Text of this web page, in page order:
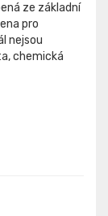
ze základní
pro
nejsou
chemická